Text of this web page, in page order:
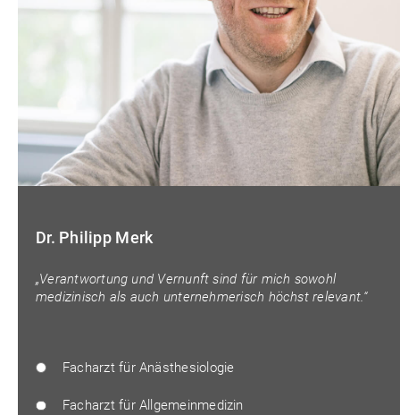
Dr. Philipp Merk
„Verantwortung und Vernunft sind für mich sowohl
medizinisch als auch unternehmerisch höchst relevant.“
Facharzt für Anästhesiologie
Facharzt für Allgemeinmedizin